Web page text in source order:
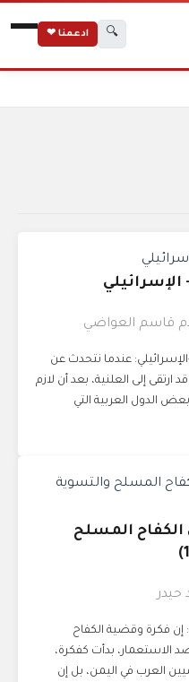
🔍 ادعمنا ❤
الإسرائيلي
قاسم العواضي
عندما نتحدث عن
ارتقى إلى العلنية، بعد أن لازم
الدول العربية التي
1963م.. بين الكفاح المسلح
حيدر
إن فكرة وقضية الكفاح
الاستعمار، بدأت كفكرة،
العرب في اليمن، بل إن